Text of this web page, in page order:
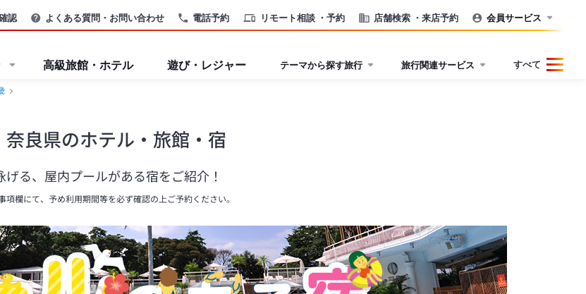
電話予約 リモート相談 ・予約 店舗検索 ・来店予約
認 よくある質問・お問い合わせ 会員サービス
高級旅館・ホテル 遊び・レジャー テーマから探す旅行 旅行関連サービス すべて
奈良県のホテル・旅館・宿
る、屋内プールがある宿をご紹介！
欄にて、予め利用期間等を必ず確認の上ご予約ください。